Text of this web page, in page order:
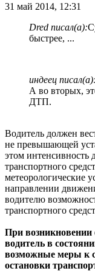
31 май 2014, 12:31
Dred писал(а):
быстрее, ...
индеец писал(а):
А во вторых,
ДТП.
Водитель должен
не превышающей
этом интенсивность
транспортного
метеорологические
направлении
водителю
транспортного
При возникновении
водитель в
возможные меры к
остановки